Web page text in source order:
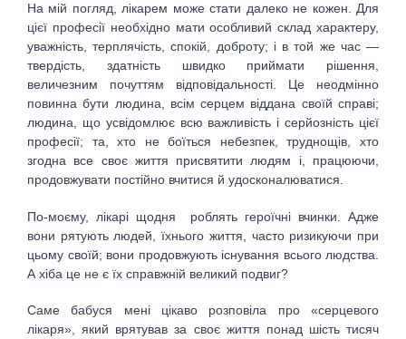
На мій погляд, лікарем може стати далеко не кожен. Для
цієї професії необхідно мати особливий склад характеру,
уважність, терплячість, спокій, доброту; і в той же час —
твердість, здатність швидко приймати рішення,
величезним почуттям відповідальності. Це неодмінно
повинна бути людина, всім серцем віддана своїй справі;
людина, що усвідомлює всю важливість і серйозність цієї
професії; та, хто не боїться небезпек, труднощів, хто
згодна все своє життя присвятити людям і, працюючи,
продовжувати постійно вчитися й удосконалюватися.
По-моєму, лікарі щодня роблять героїчні вчинки. Адже
вони рятують людей, їхнього життя, часто ризикуючи при
цьому своїй; вони продовжують існування всього людства.
А хіба це не є їх справжній великий подвиг?
Саме бабуся мені цікаво розповіла про «серцевого
лікаря», який врятував за своє життя понад шість тисяч